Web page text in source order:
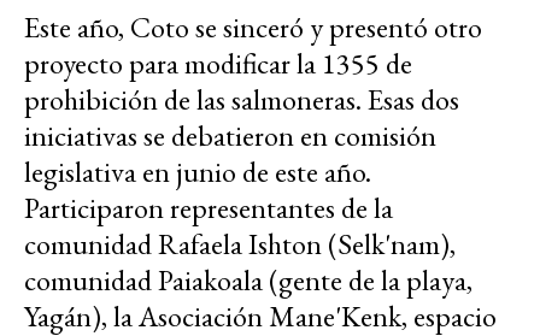
Este año, Coto se sinceró y presentó otro
proyecto para modificar la 1355 de
prohibición de las salmoneras. Esas dos
iniciativas se debatieron en comisión
legislativa en junio de este año.
Participaron representantes de la
comunidad Rafaela Ishton (Selk'nam),
comunidad Paiakoala (gente de la playa,
Yagán), la Asociación Mane'Kenk, espacio